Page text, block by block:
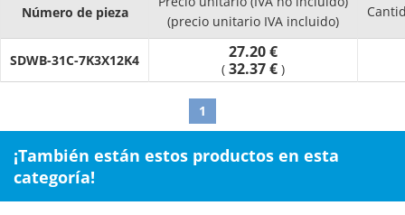
Número de pieza
(precio unitario IVA incluido)
SDWB-31C-7K3X12K4 27.20 €
( 32.37 € )
1
¡También están estos productos en esta
categoría!